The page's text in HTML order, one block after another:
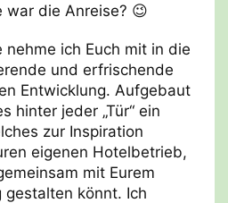
war die Anreise? 😉
ich Euch mit in die
und erfrischende
Entwicklung. Aufgebaut
hinter jeder „Tür“ ein
zur Inspiration
eigenen Hotelbetrieb,
mit Eurem
könnt. Ich